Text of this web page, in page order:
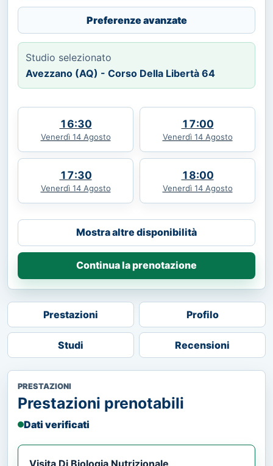
Preferenze avanzate
Studio selezionato
Avezzano (AQ) - Corso Della Libertà 64
16:30
Venerdì 14 Agosto
17:00
Venerdì 14 Agosto
17:30
Venerdì 14 Agosto
18:00
Venerdì 14 Agosto
Mostra altre disponibilità
Continua la prenotazione
Prestazioni Profilo
Studi Recensioni
PRESTAZIONI
Prestazioni prenotabili
Dati verificati
Visita Di Biologia Nutrizionale